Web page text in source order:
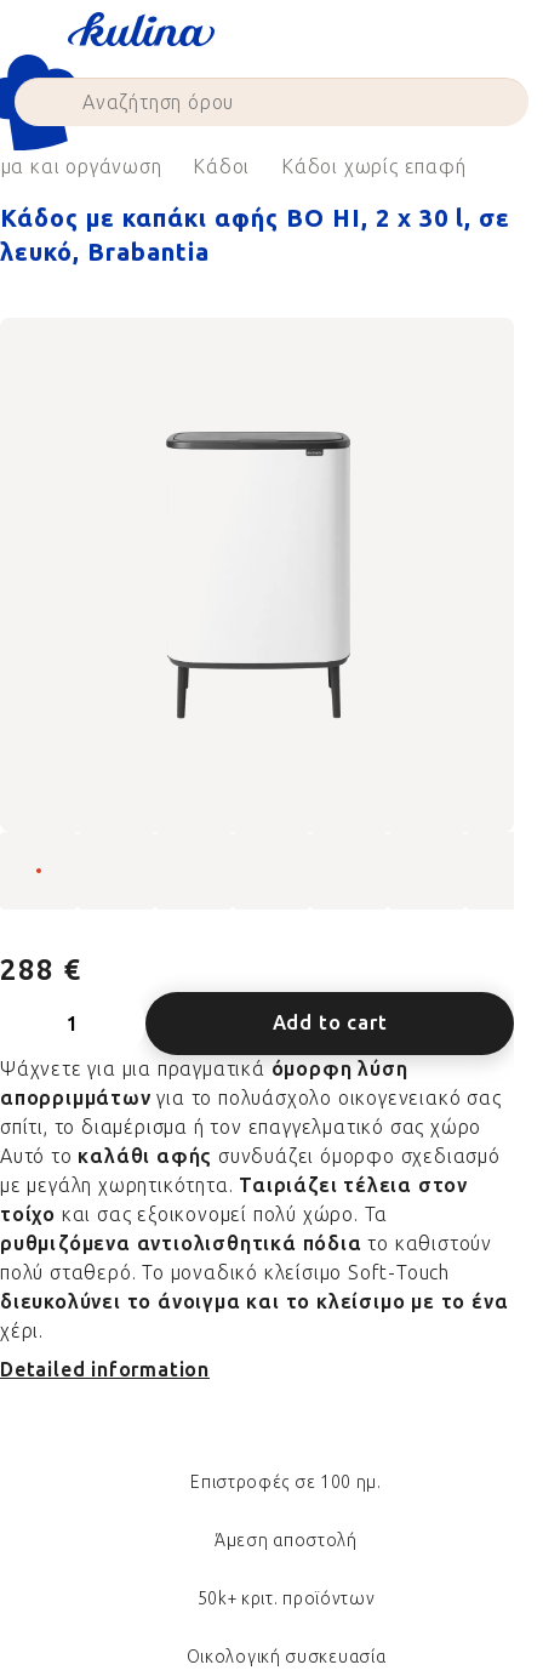
content
και οργάνωση Κάδοι Κάδοι χωρίς επαφή
Κάδος με καπάκι αφής BO HI, 2 x 30 l, σε
λευκό, Brabantia
288 €
Add to cart
Ψάχνετε για μια πραγματικά όμορφη λύση
απορριμμάτων για το πολυάσχολο οικογενειακό σας
σπίτι, το διαμέρισμα ή τον επαγγελματικό σας χώρο
Αυτό το καλάθι αφής συνδυάζει όμορφο σχεδιασμό
με μεγάλη χωρητικότητα. Ταιριάζει τέλεια στον
τοίχο και σας εξοικονομεί πολύ χώρο. Τα
ρυθμιζόμενα αντιολισθητικά πόδια το καθιστούν
πολύ σταθερό. Το μοναδικό κλείσιμο Soft-Touch
διευκολύνει το άνοιγμα και το κλείσιμο με το ένα
χέρι.
Detailed information
Επιστροφές σε 100 ημ.
Άμεση αποστολή
50k+ κριτ. προϊόντων
Οικολογική συσκευασία